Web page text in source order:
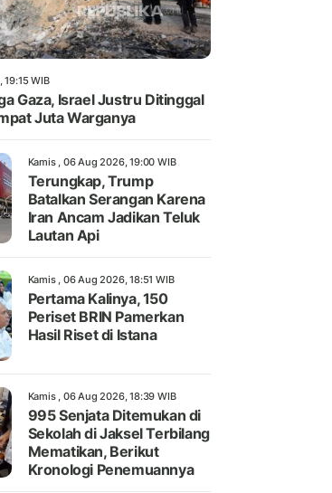
WIB
Gaza, Israel Justru Ditinggal
Juta Warganya
Kamis , 06 Aug 2026, 19:00 WIB
Terungkap, Trump
Batalkan Serangan Karena
Iran Ancam Jadikan Teluk
Lautan Api
Kamis , 06 Aug 2026, 18:51 WIB
Pertama Kalinya, 150
Periset BRIN Pamerkan
Hasil Riset di Istana
Kamis , 06 Aug 2026, 18:39 WIB
995 Senjata Ditemukan di
Sekolah di Jaksel Terbilang
Mematikan, Berikut
Kronologi Penemuannya